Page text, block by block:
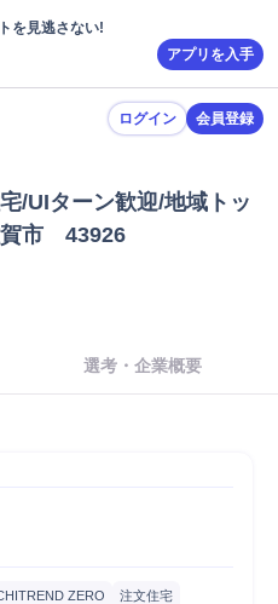
を見逃さない!
アプリを入手
ログイン 会員登録
/UIターン歓迎/地域トッ
市　43926
選考・企業概要
ZERO
注文住宅